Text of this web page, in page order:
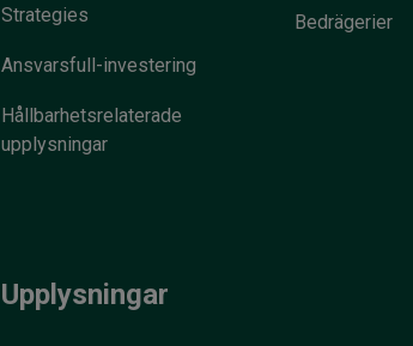
Strategies
Ansvarsfull-investering
Hållbarhetsrelaterade
upplysningar
Bedrägerier
Upplysningar